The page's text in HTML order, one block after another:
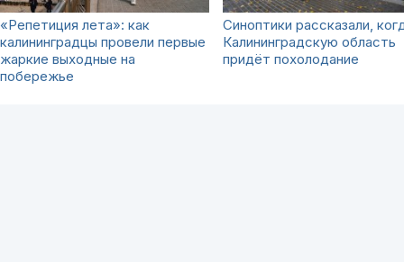
«Репетиция лета»: как
калининградцы провели первые
жаркие выходные на
побережье
Синоптики рассказали,
Калининградскую область
придёт похолодание